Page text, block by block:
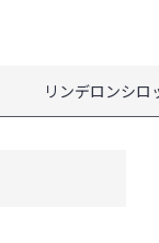
リンデロンシロ